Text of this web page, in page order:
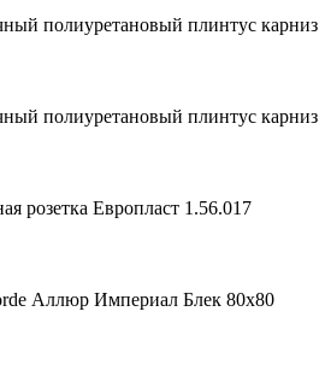
полиуретановый плинтус карниз
полиуретановый плинтус карниз
розетка Европласт 1.56.017
Аллюр Империал Блек 80х80